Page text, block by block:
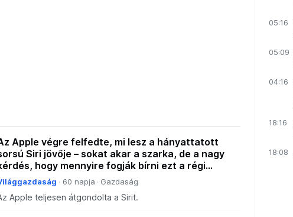
Apple végre felfedte, mi lesz a hányattatott
Siri jövője – sokat akar a szarka, de a nagy
hogy mennyire fogják bírni ezt a régi
60 napja Gazdaság
Apple teljesen átgondolta a Sirit.
05:16
05:09
04:16
18:16
18:08